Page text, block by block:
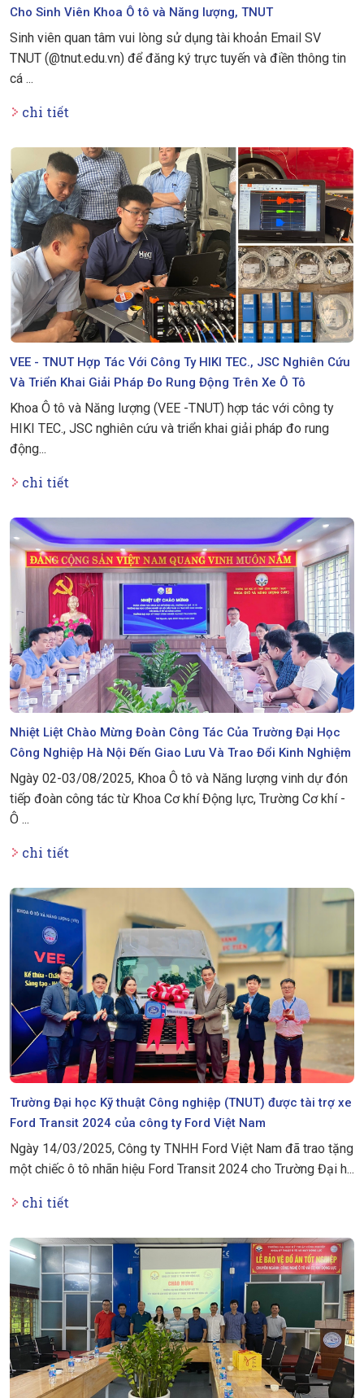
Cho Sinh Viên Khoa Ô tô và Năng lượng, TNUT
Sinh viên quan tâm vui lòng sử dụng tài khoản Email SV
TNUT (@tnut.edu.vn) để đăng ký trực tuyến và điền thông tin
cá ...
chi tiết
VEE - TNUT Hợp Tác Với Công Ty HIKI TEC., JSC Nghiên Cứu
Và Triển Khai Giải Pháp Đo Rung Động Trên Xe Ô Tô
Khoa Ô tô và Năng lượng (VEE -TNUT) hợp tác với công ty
HIKI TEC., JSC nghiên cứu và triển khai giải pháp đo rung
động...
chi tiết
Nhiệt Liệt Chào Mừng Đoàn Công Tác Của Trường Đại Học
Công Nghiệp Hà Nội Đến Giao Lưu Và Trao Đổi Kinh Nghiệm
Ngày 02-03/08/2025, Khoa Ô tô và Năng lượng vinh dự đón
tiếp đoàn công tác từ Khoa Cơ khí Động lực, Trường Cơ khí -
Ô ...
chi tiết
Trường Đại học Kỹ thuật Công nghiệp (TNUT) được tài trợ xe
Ford Transit 2024 của công ty Ford Việt Nam
Ngày 14/03/2025, Công ty TNHH Ford Việt Nam đã trao tặng
một chiếc ô tô nhãn hiệu Ford Transit 2024 cho Trường Đại h...
chi tiết